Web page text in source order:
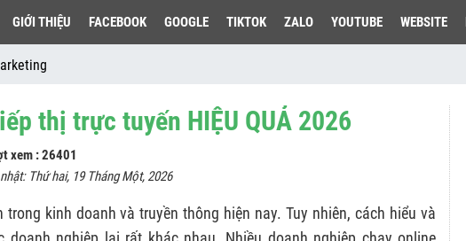
GIỚI THIỆU FACEBOOK GOOGLE TIKTOK ZALO YOUTUBE WEBSITE
thị trực tuyến HIỆU QUẢ 2026
xem : 26401
Thứ hai, 19 Tháng Một, 2026
kinh doanh và truyền thông hiện nay. Tuy nhiên, cách hiểu và